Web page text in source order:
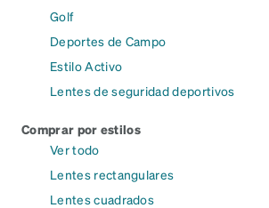
Golf
Deportes de Campo
Estilo Activo
Lentes de seguridad deportivos
Comprar por estilos
Ver todo
Lentes rectangulares
Lentes cuadrados